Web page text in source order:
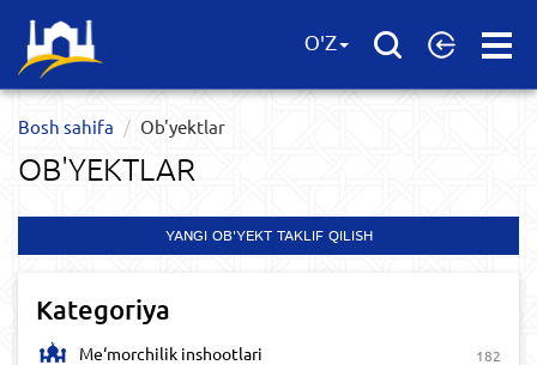
Open
O'Z
Bosh sahifa Ob'yektlar​
OB'YEKTLAR​
YANGI OB'YEKT TAKLIF QILISH
Kategoriya
Me‘morchilik inshootlari 182